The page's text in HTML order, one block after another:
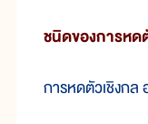
ชนิดของการหด
การหดตัวเชิงกล